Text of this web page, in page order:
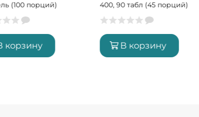
(100 порций)
корзину
400, 90 табл (45 порций)
В корзину